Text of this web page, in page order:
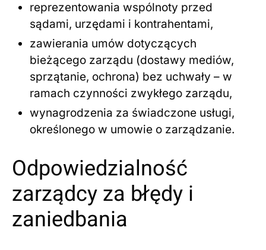
reprezentowania wspólnoty przed
sądami, urzędami i kontrahentami,
zawierania umów dotyczących
bieżącego zarządu (dostawy mediów,
sprzątanie, ochrona) bez uchwały – w
ramach czynności zwykłego zarządu,
wynagrodzenia za świadczone usługi,
określonego w umowie o zarządzanie.
Odpowiedzialność
zarządcy za błędy i
zaniedbania